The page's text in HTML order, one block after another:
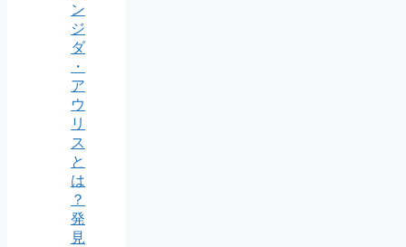
ン
ジ
ダ
・
ア
ウ
リ
ス
と
は
？
発
見